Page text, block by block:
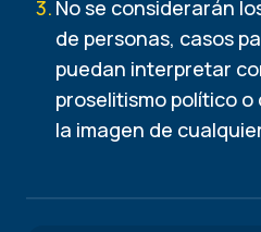
No se considerarán
de personas, casos
puedan interpretar
proselitismo político
la imagen de